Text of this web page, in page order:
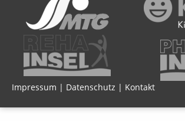
Impressum | Datenschutz | Kontakt